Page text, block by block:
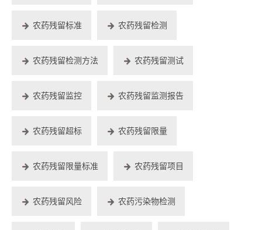
农药残留标准 农药残留检测
农药残留检测方法 农药残留测试
农药残留监控 农药残留监测报告
农药残留超标 农药残留限量
农药残留限量标准 农药残留项目
农药残留风险 农药污染物检测